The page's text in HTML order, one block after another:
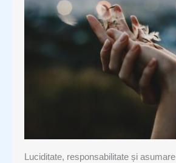
Luciditate, responsabilitate și asumare